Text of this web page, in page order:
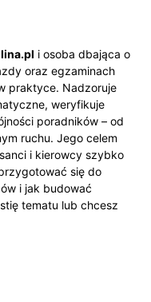
i osoba dbająca o
oraz egzaminach
praktyce. Nadzoruje
weryfikuje
poradników – od
ruchu. Jego celem
i kierowcy szybko
się do
i jak budować
tematu lub chcesz